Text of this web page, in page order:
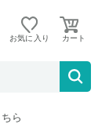
お気に入り
だいま取り扱い
ら